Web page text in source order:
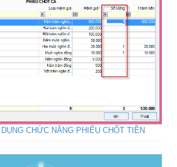
CHỨC NĂNG PHIẾU CHỐT TIỀN